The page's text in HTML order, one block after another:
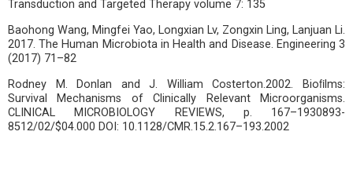
Transduction and Targeted Therapy volume 7: 135
Baohong Wang, Mingfei Yao, Longxian Lv, Zongxin Ling, Lanjuan Li.
2017. The Human Microbiota in Health and Disease. Engineering 3
(2017) 71–82
Rodney M. Donlan and J. William Costerton.2002. Bioﬁlms:
Survival Mechanisms of Clinically Relevant Microorganisms.
CLINICAL MICROBIOLOGY REVIEWS, p. 167–1930893-
8512/02/$04.000 DOI: 10.1128/CMR.15.2.167–193.2002